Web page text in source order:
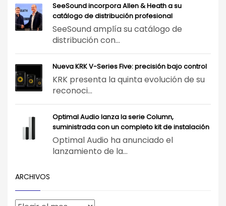
SeeSound incorpora Allen & Heath a su
catálogo de distribución profesional
SeeSound amplía su catálogo de
distribución con...
Nueva KRK V-Series Five: precisión bajo control
KRK presenta la quinta evolución de su
reconoci...
Optimal Audio lanza la serie Column,
suministrada con un completo kit de instalación
Optimal Audio ha anunciado el
lanzamiento de la...
ARCHIVOS